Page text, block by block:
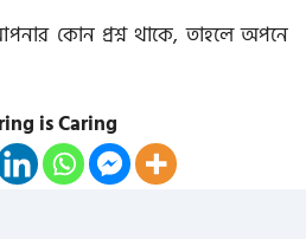
কোন প্রশ্ন থাকে, তাহলে অপনে
is Caring